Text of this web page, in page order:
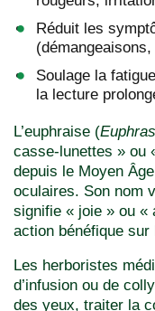
Réduit les
Soulage la
la lecture
L’euphraise (
casse-lunettes » ou
depuis le Moyen
oculaires. Son nom
signifie « joie » ou «
action bénéfique sur
Les herboristes
d’infusion ou de
des yeux, traiter la